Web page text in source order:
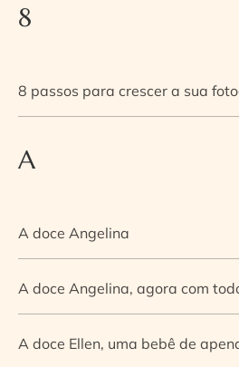
8
8 passos para crescer a sua
A
A doce Angelina
A doce Angelina, agora com
A doce Ellen, uma bebê de